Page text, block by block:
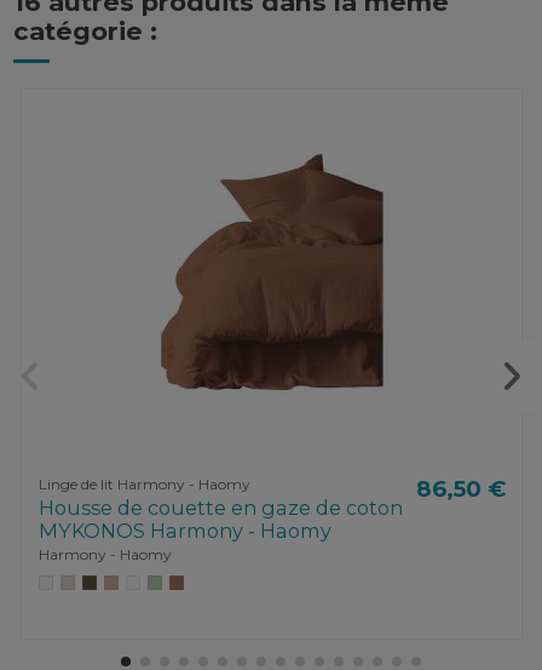
catégorie :
Linge de lit Harmony - Haomy
Housse de couette en gaze de coton
MYKONOS Harmony - Haomy
Harmony - Haomy
86,50 €